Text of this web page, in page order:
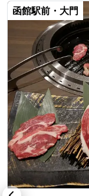
函館駅前・大門